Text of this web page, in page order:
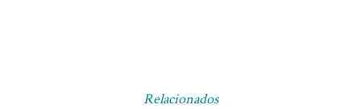
Relacionados